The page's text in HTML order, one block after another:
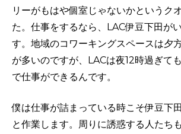
リーがもはや個室じゃないかというク
た。仕事をするなら、LAC伊豆下田が
す。地域のコワーキングスペースは夕
が多いのですが、LACは夜12時過ぎて
で仕事ができるんです。
僕は仕事が詰まっている時こそ伊豆下
と作業します。周りに誘惑する人たち